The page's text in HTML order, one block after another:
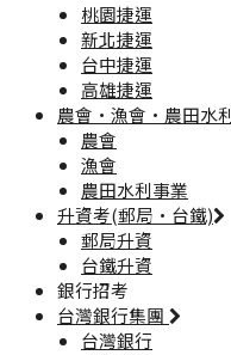
桃園捷運
新北捷運
台中捷運
高雄捷運
農會·漁會·農田水利
農會
漁會
農田水利事業
升資考(郵局·台鐵)
郵局升資
台鐵升資
銀行招考
台灣銀行集團
台灣銀行